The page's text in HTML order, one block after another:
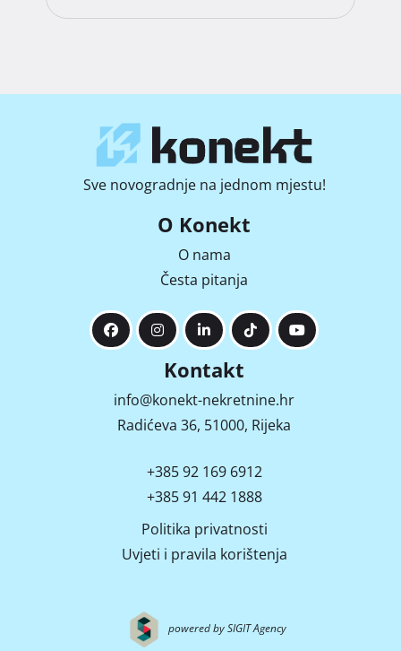
Sve novogradnje na jednom mjestu!
O Konekt
O nama
Česta pitanja
Kontakt
info@konekt-nekretnine.hr
Radićeva 36, 51000, Rijeka
+385 92 169 6912
+385 91 442 1888
Politika privatnosti
Uvjeti i pravila korištenja
powered by SIGIT Agency